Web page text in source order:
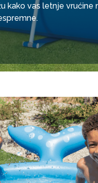
kako vas letnje vrućine